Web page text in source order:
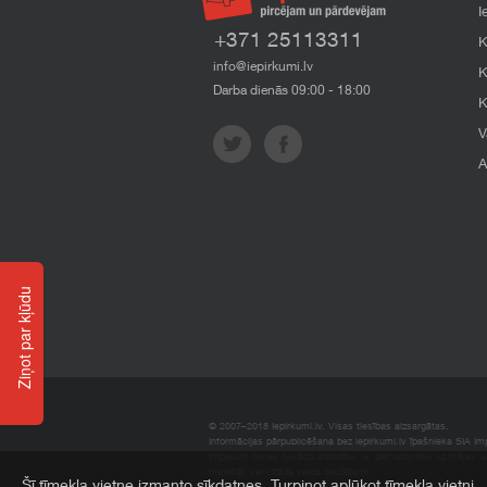
+371 25113311
info@iepirkumi.lv
Darba dienās 09:00 - 18:00
© 2007–2018 Iepirkumi.lv. Visas tiesības aizsargātas.
Informācijas pārpublicēšana bez iepirkumi.lv īpašnieka SIA
Ziņot par kļūdu